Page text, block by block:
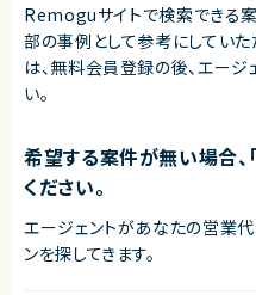
Remoguサイトで検索できる
部の事例として参考にしていた
は、無料会員登録の後、エージ
い。
希望する案件が無い場合、
ください。
エージェントがあなたの営業
ンを探してきます。